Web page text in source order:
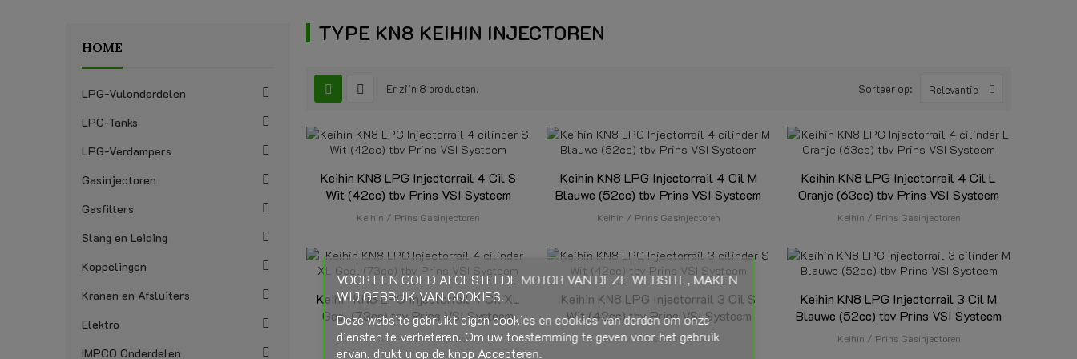
HOME
LPG-Vulonderdelen
LPG-Tanks
LPG-Verdampers
Gasinjectoren
Gasfilters
Slang en Leiding
Koppelingen
Kranen en Afsluiters
Elektro
IMPCO Onderdelen
TYPE KN8 KEIHIN INJECTOREN
Er zijn 8 producten. Sorteer op: Relevantie
Keihin KN8 LPG Injectorrail 4 Cil S
Wit (42cc) tbv Prins VSI Systeem
Keihin / Prins Gasinjectoren
Keihin KN8 LPG Injectorrail 4 Cil M
Blauwe (52cc) tbv Prins VSI Systeem
Keihin / Prins Gasinjectoren
Keihin KN8 LPG Injectorrail 4 Cil L
Oranje (63cc) tbv Prins VSI Systeem
Keihin / Prins Gasinjectoren
Keihin KN8 LPG Injectorrail 4 Cil XL
Geel (73cc) tbv Prins VSI Systeem
Keihin / Prins Gasinjectoren
Keihin KN8 LPG Injectorrail 3 Cil S
Wit (42cc) tbv Prins VSI Systeem
Keihin / Prins Gasinjectoren
Keihin KN8 LPG Injectorrail 3 Cil M
Blauwe (52cc) tbv Prins VSI Systeem
Keihin / Prins Gasinjectoren
VOOR EEN GOED AFGESTELDE MOTOR VAN DEZE WEBSITE, MAKEN
WIJ GEBRUIK VAN COOKIES.
Deze website gebruikt eigen cookies en cookies van derden om onze
diensten te verbeteren. Om uw toestemming te geven voor het gebruik
ervan, drukt u op de knop Accepteren.